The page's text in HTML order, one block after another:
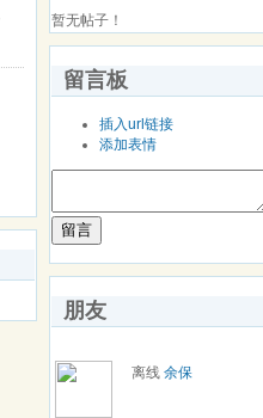
暂无帖子！
留言板
插入url链接
添加表情
留言
朋友
离线 余保